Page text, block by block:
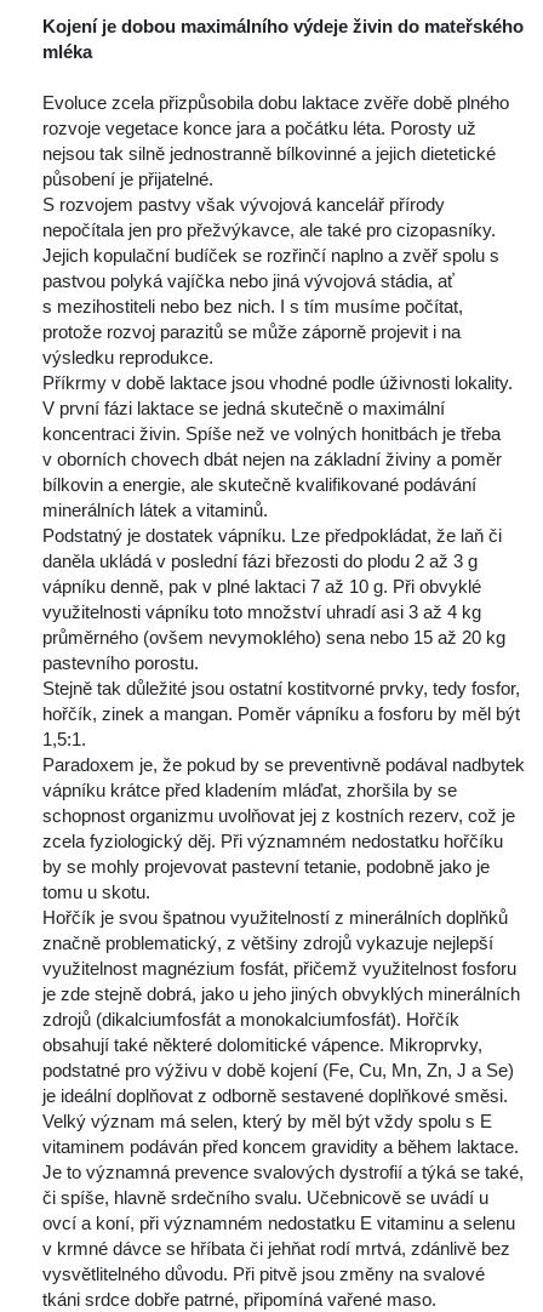
Kojení je dobou maximálního výdeje živin do mateřského
mléka
Evoluce zcela přizpůsobila dobu laktace zvěře době plného
rozvoje vegetace konce jara a počátku léta. Porosty už
nejsou tak silně jednostranně bílkovinné a jejich dietetické
působení je přijatelné.
S rozvojem pastvy však vývojová kancelář přírody
nepočítala jen pro přežvýkavce, ale také pro cizopasníky.
Jejich kopulační budíček se rozřinčí naplno a zvěř spolu s
pastvou polyká vajíčka nebo jiná vývojová stádia, ať
mezihostiteli nebo bez nich. I s tím musíme počítat,
protože rozvoj parazitů se může záporně projevit i na
výsledku reprodukce.
Příkrmy v době laktace jsou vhodné podle úživnosti lokality.
V první fázi laktace se jedná skutečně o maximální
koncentraci živin. Spíše než ve volných honitbách je třeba
v oborních chovech dbát nejen na základní živiny a poměr
bílkovin a energie, ale skutečně kvalifikované podávání
minerálních látek a vitaminů.
Podstatný je dostatek vápníku. Lze předpokládat, že laň či
daněla ukládá v poslední fázi březosti do plodu 2 až 3 g
vápníku denně, pak v plné laktaci 7 až 10 g. Při obvyklé
využitelnosti vápníku toto množství uhradí asi 3 až 4 kg
průměrného (ovšem nevymoklého) sena nebo 15 až 20 kg
pastevního porostu.
Stejně tak důležité jsou ostatní kostitvorné prvky, tedy fosfor,
hořčík, zinek a mangan. Poměr vápníku a fosforu by měl být
1,5:1.
Paradoxem je, že pokud by se preventivně podával nadbytek
vápníku krátce před kladením mláďat, zhoršila by se
chopnost organizmu uvolňovat jej z kostních rezerv, což je
zcela fyziologický děj. Při významném nedostatku hořčíku
by se mohly projevovat pastevní tetanie, podobně jako je
tomu u skotu.
Hořčík je svou špatnou využitelností z minerálních doplňků
značně problematický, z většiny zdrojů vykazuje nejlepší
využitelnost magnézium fosfát, přičemž využitelnost fosforu
je zde stejně dobrá, jako u jeho jiných obvyklých minerálních
zdrojů (dikalciumfosfát a monokalciumfosfát). Hořčík
obsahují také některé dolomitické vápence. Mikroprvky,
podstatné pro výživu v době kojení (Fe, Cu, Mn, Zn, J a Se)
je ideální doplňovat z odborně sestavené doplňkové směsi.
Velký význam má selen, který by měl být vždy spolu s E
vitaminem podáván před koncem gravidity a během laktace.
Je to významná prevence svalových dystrofií a týká se také,
či spíše, hlavně srdečního svalu. Učebnicově se uvádí u
ovcí a koní, při významném nedostatku E vitaminu a selenu
v krmné dávce se hříbata či jehňat rodí mrtvá, zdánlivě bez
vysvětlitelného důvodu. Při pitvě jsou změny na svalové
tkáni srdce dobře patrné, připomíná vařené maso.